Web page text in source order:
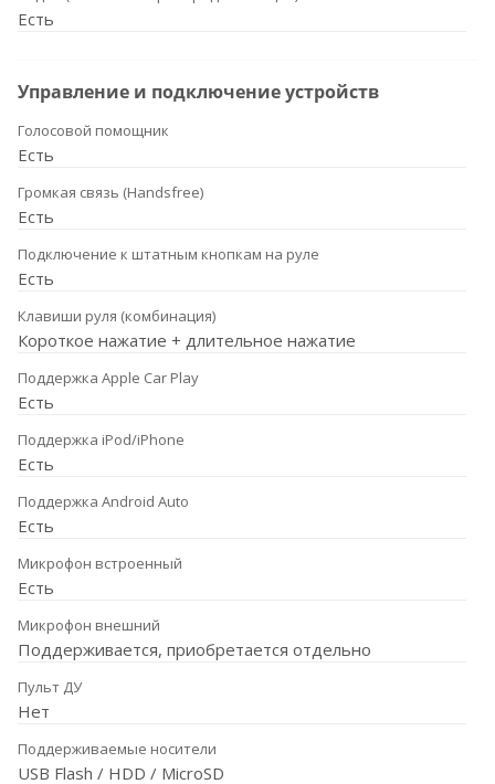
Есть
Управление и подключение устройств
Голосовой помощник
Есть
Громкая связь (Handsfree)
Есть
Подключение к штатным кнопкам на руле
Есть
Клавиши руля (комбинация)
Короткое нажатие + длительное нажатие
Поддержка Apple Car Play
Есть
Поддержка iPod/iPhone
Есть
Поддержка Android Auto
Есть
Микрофон встроенный
Есть
Микрофон внешний
Поддерживается, приобретается отдельно
Пульт ДУ
Нет
Поддерживаемые носители
USB Flash / HDD / MicroSD